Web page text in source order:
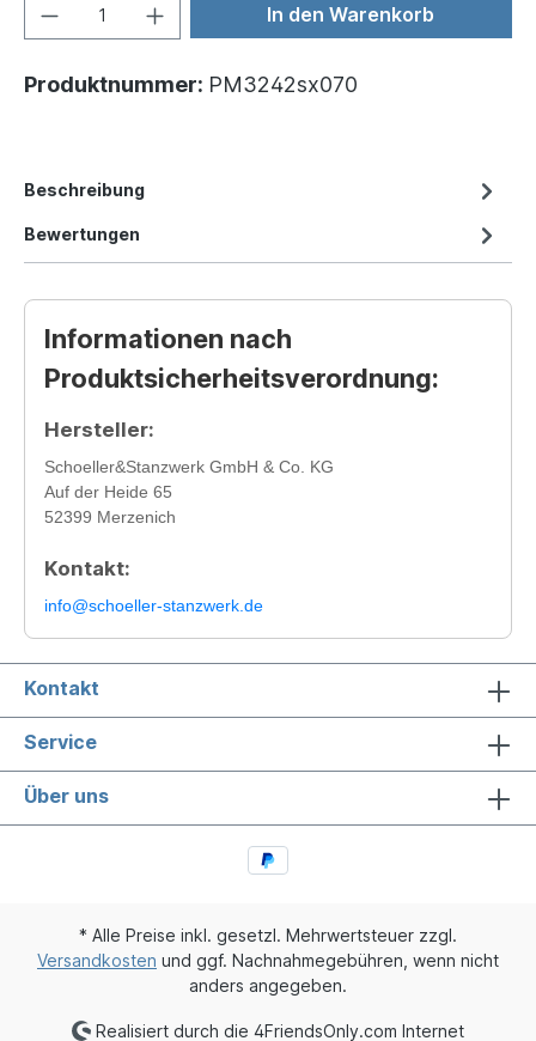
In den Warenkorb
Produktnummer: PM3242sx070
Beschreibung
Bewertungen
Informationen nach
Produktsicherheitsverordnung:
Hersteller:
Schoeller&Stanzwerk GmbH & Co. KG
Auf der Heide 65
52399 Merzenich
Kontakt:
info@schoeller-stanzwerk.de
Kontakt
Service
Über uns
* Alle Preise inkl. gesetzl. Mehrwertsteuer zzgl.
Versandkosten und ggf. Nachnahmegebühren, wenn nicht
anders angegeben.
Realisiert durch die 4FriendsOnly.com Internet